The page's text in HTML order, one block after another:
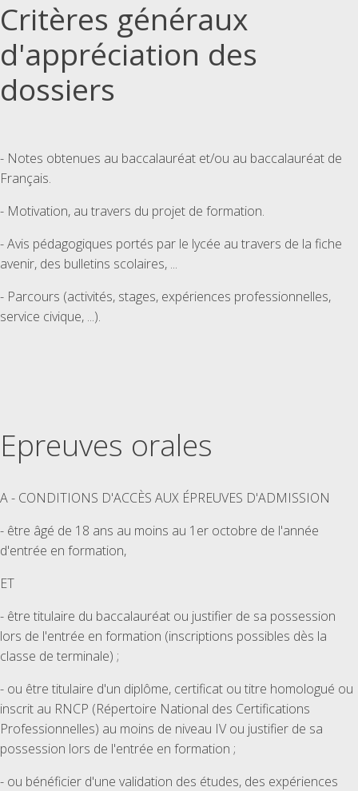
Critères généraux
d'appréciation des
dossiers
- Notes obtenues au baccalauréat et/ou au baccalauréat de
Français.
- Motivation, au travers du projet de formation.
- Avis pédagogiques portés par le lycée au travers de la fiche
avenir, des bulletins scolaires, ...
- Parcours (activités, stages, expériences professionnelles,
service civique, ...).
Epreuves orales
A - CONDITIONS D'ACCÈS AUX ÉPREUVES D'ADMISSION
- être âgé de 18 ans au moins au 1er octobre de l'année
d'entrée en formation,
ET
- être titulaire du baccalauréat ou justifier de sa possession
lors de l'entrée en formation (inscriptions possibles dès la
classe de terminale) ;
- ou être titulaire d'un diplôme, certificat ou titre homologué ou
inscrit au RNCP (Répertoire National des Certifications
Professionnelles) au moins de niveau IV ou justifier de sa
possession lors de l'entrée en formation ;
- ou bénéficier d'une validation des études, des expériences